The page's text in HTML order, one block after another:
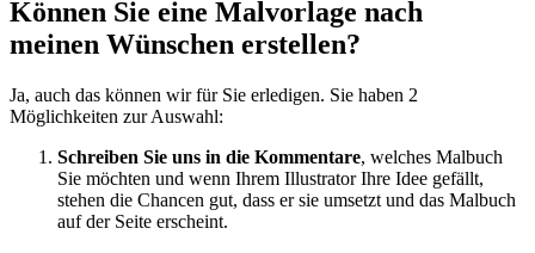
Können Sie eine Malvorlage nach
meinen Wünschen erstellen?
Ja, auch das können wir für Sie erledigen. Sie haben 2
Möglichkeiten zur Auswahl:
Schreiben Sie uns in die Kommentare, welches Malbuch
Sie möchten und wenn Ihrem Illustrator Ihre Idee gefällt,
stehen die Chancen gut, dass er sie umsetzt und das Malbuch
auf der Seite erscheint.